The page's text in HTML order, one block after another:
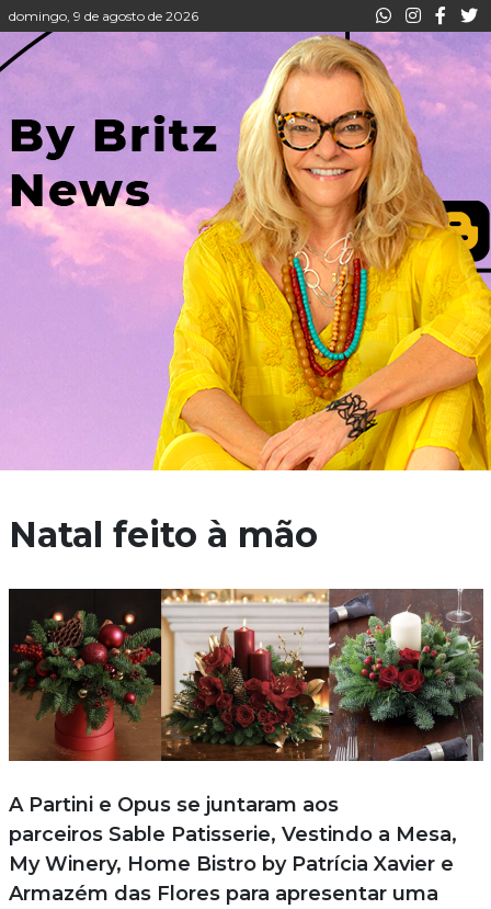
domingo, 9 de agosto de 2026
Natal feito à mão
A Partini e Opus se juntaram aos
parceiros Sable Patisserie, Vestindo a Mesa,
My Winery, Home Bistro by Patrícia Xavier e
Armazém das Flores para apresentar uma